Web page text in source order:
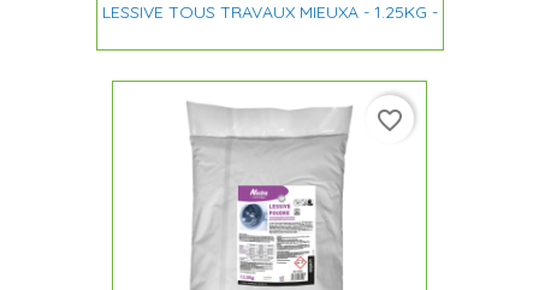
LESSIVE TOUS TRAVAUX MIEUXA - 1.25KG -
favorite_border